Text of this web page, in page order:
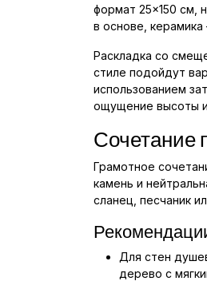
формат 25×150 см,
в основе, керамика
Раскладка со
стиле подойдут
использованием
ощущение высоты
Сочетание
Грамотное
камень и
сланец, песчаник
Для стен
дерево с